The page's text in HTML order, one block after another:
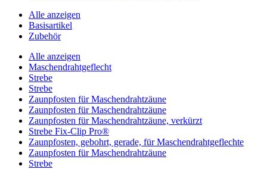
Alle anzeigen
Basisartikel
Zubehör
Alle anzeigen
Maschendrahtgeflecht
Strebe
Strebe
Zaunpfosten für Maschendrahtzäune
Zaunpfosten für Maschendrahtzäune
Zaunpfosten für Maschendrahtzäune, verkürzt
Strebe Fix-Clip Pro®
Zaunpfosten, gebohrt, gerade, für Maschendrahtgeflechte
Zaunpfosten für Maschendrahtzäune
Strebe